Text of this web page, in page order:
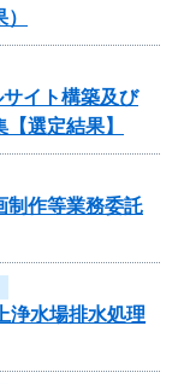
イト構築及び
選定結果】
制作等業務委託
浄水場排水処理